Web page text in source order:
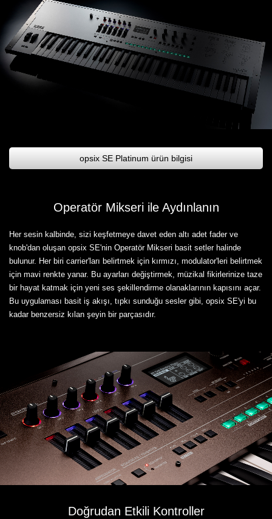
opsix SE Platinum ürün bilgisi
Operatör Mikseri ile Aydınlanın
Her sesin kalbinde, sizi keşfetmeye davet eden altı adet fader ve
knob'dan oluşan opsix SE'nin Operatör Mikseri basit setler halinde
bulunur. Her biri carrier'ları belirtmek için kırmızı, modulator'leri belirtmek
için mavi renkte yanar. Bu ayarları değiştirmek, müzikal fikirlerinize taze
bir hayat katmak için yeni ses şekillendirme olanaklarının kapısını açar.
Bu uygulaması basit iş akışı, tıpkı sunduğu sesler gibi, opsix SE'yi bu
kadar benzersiz kılan şeyin bir parçasıdır.
Doğrudan Etkili Kontroller